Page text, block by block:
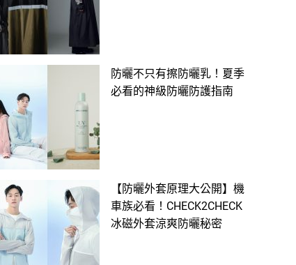
防曬不只有擦防曬乳！夏季
必看的神級防曬防護指南
【防曬外套原理大公開】機
車族必看！CHECK2CHECK
冰磁外套涼爽防曬秘密